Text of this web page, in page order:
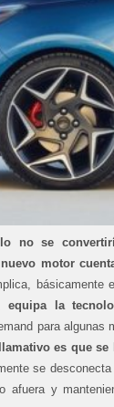
no se
motor
básicamente
equipa la
para algunas
es que
se
afuera y